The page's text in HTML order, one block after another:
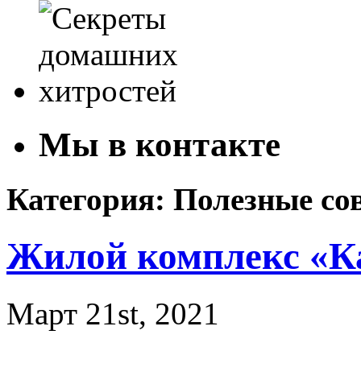
Мы в контакте
Категория: Полезные
Жилой комплекс
Март 21st, 2021